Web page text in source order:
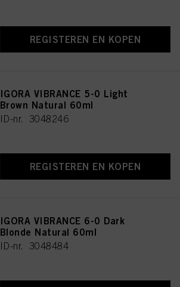
REGISTEREN EN KOPEN
IGORA VIBRANCE 5-0 Light
Brown Natural 60ml
ID-nr. 3048246
REGISTEREN EN KOPEN
IGORA VIBRANCE 6-0 Dark
Blonde Natural 60ml
ID-nr. 3048484